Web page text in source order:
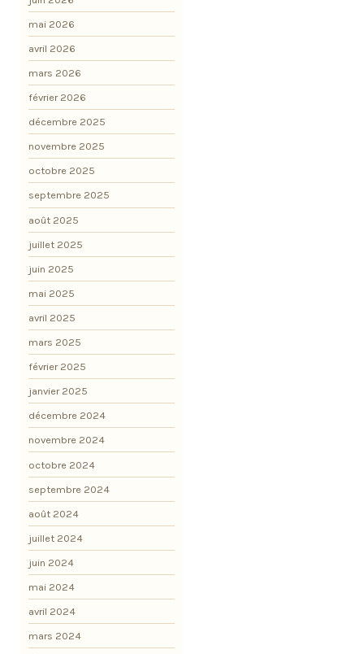
mai 2026
avril 2026
mars 2026
février 2026
décembre 2025
novembre 2025
octobre 2025
septembre 2025
août 2025
juillet 2025
juin 2025
mai 2025
avril 2025
mars 2025
février 2025
janvier 2025
décembre 2024
novembre 2024
octobre 2024
septembre 2024
août 2024
juillet 2024
juin 2024
mai 2024
avril 2024
mars 2024